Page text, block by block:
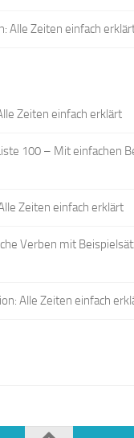
Alle Zeiten einfach
Zeiten einfach erklärt
100 – Mit einfachen
Zeiten einfach erklärt
Verben mit
Alle Zeiten einfach